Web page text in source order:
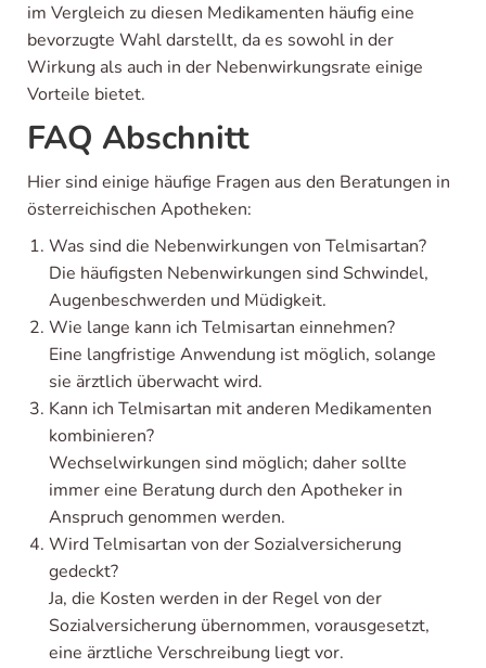
im Vergleich zu diesen Medikamenten häufig eine
bevorzugte Wahl darstellt, da es sowohl in der
Wirkung als auch in der Nebenwirkungsrate einige
Vorteile bietet.
FAQ Abschnitt
Hier sind einige häufige Fragen aus den Beratungen in
österreichischen Apotheken:
Was sind die Nebenwirkungen von Telmisartan?
Die häufigsten Nebenwirkungen sind Schwindel,
Augenbeschwerden und Müdigkeit.
Wie lange kann ich Telmisartan einnehmen?
Eine langfristige Anwendung ist möglich, solange
sie ärztlich überwacht wird.
Kann ich Telmisartan mit anderen Medikamenten
kombinieren?
Wechselwirkungen sind möglich; daher sollte
immer eine Beratung durch den Apotheker in
Anspruch genommen werden.
Wird Telmisartan von der Sozialversicherung
gedeckt?
Ja, die Kosten werden in der Regel von der
Sozialversicherung übernommen, vorausgesetzt,
eine ärztliche Verschreibung liegt vor.